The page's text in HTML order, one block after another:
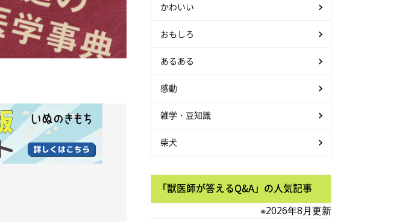
かわいい
おもしろ
あるある
感動
雑学・豆知識
柴犬
「獣医師が答えるQ&A」の人気記事
※2026年8月更新